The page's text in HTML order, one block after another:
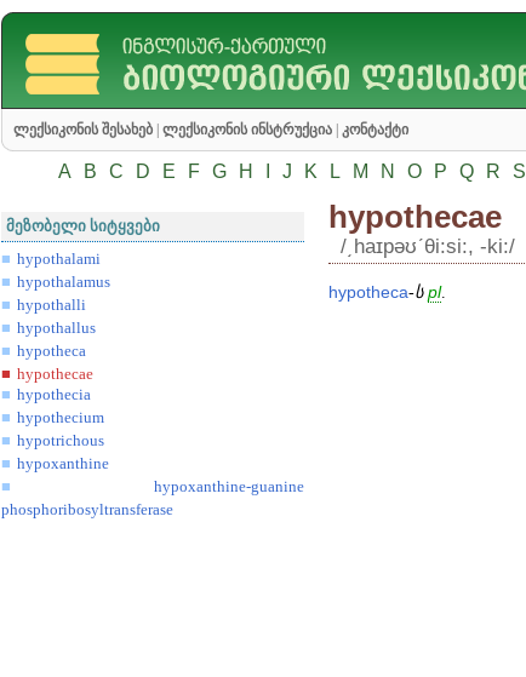
ლექსიკონის შესახებ ლექსიკონის ინსტრუქცია კონტაქტი
A B C D E F G H J K L M N O P Q R S
მეზობელი სიტყვები
hypothalami
hypothalamus
hypothalli
hypothallus
hypotheca
hypothecae
hypothecia
hypothecium
hypotrichous
hypoxanthine
hypoxanthine-guanine
phosphoribosyltransferase
hypothecae
/͵haɪpəʊʹθi:si:, -ki:/
hypotheca-ს pl.